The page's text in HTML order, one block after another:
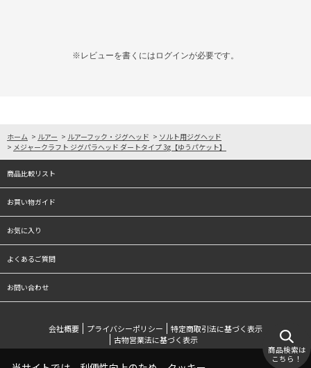
※レビューを書くには ログインが必要です。
ホーム > ルアー > ルアーフック・ジグヘッド > ソルト用ジグヘッド
> メジャークラフト ジグパラヘッド ダートタイプ 3g【ゆうパケット】
商品比較リスト
お買い物ガイド
お気に入り
よくあるご質問
お問い合わせ
会社概要 プライバシーポリシー
特定商取引法に基づく表示
古物営業法に基づく表示
商品検索は
こちら！